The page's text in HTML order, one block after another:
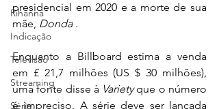
Rihanna
Indicação
Televisão
Streaming
Série
presidencial em 2020 e a morte de sua
mãe, Donda .
Enquanto a Billboard estima a venda
em £ 21,7 milhões (US $ 30 milhões),
uma fonte disse à Variety que o número
é impreciso. A série deve ser lançada